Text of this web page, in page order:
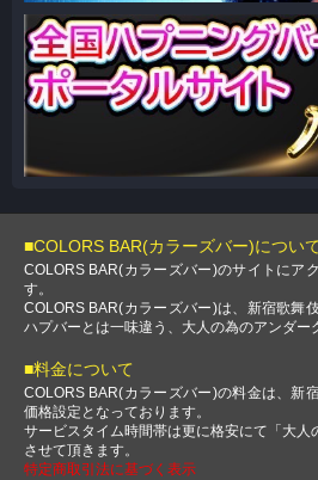
■COLORS BAR(カラーズバー)について
COLORS BAR(カラーズバー)のサイトにア
す。
COLORS BAR(カラーズバー)は、新宿歌舞
ハプバーとは一味違う、大人の為のアンダー
■料金について
COLORS BAR(カラーズバー)の料金は、新
価格設定となっております。
サービスタイム時間帯は更に格安にて「大人
させて頂きます。
特定商取引法に基づく表示